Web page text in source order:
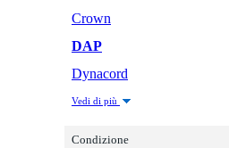
Crown
DAP
Dynacord
Vedi di più
Condizione